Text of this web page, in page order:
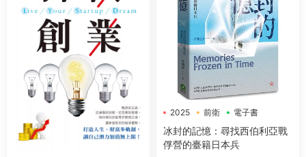
2025 前衛 電子書
冰封的記憶：尋找西伯利亞戰
俘營的臺籍日本兵